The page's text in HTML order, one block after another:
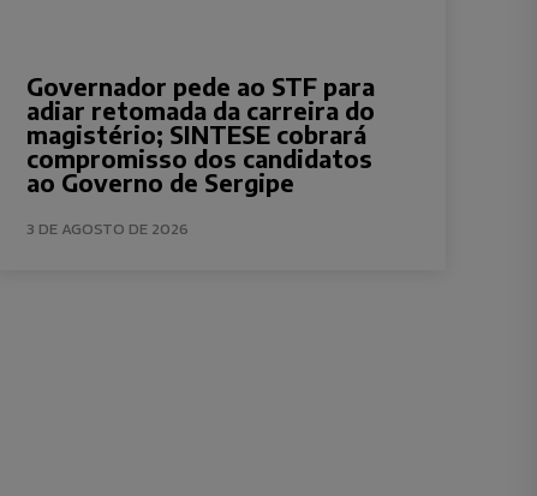
Governador pede ao STF para
adiar retomada da carreira do
magistério; SINTESE cobrará
compromisso dos candidatos
ao Governo de Sergipe
3 DE AGOSTO DE 2026